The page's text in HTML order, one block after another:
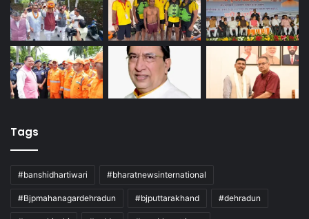
Tags
#banshidhartiwari #bharatnewsinternational
#Bjpmahanagardehradun #bjputtarakhand #dehradun